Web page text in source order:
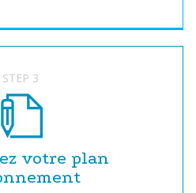
STEP 3
votre plan